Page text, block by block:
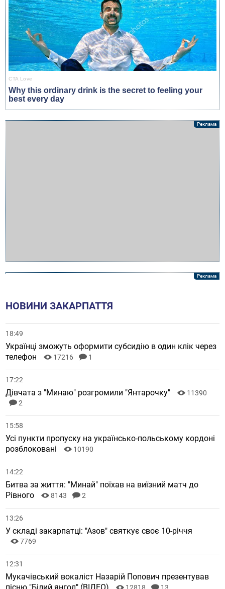
НОВИНИ ЗАКАРПАТТЯ
18:49
Українці зможуть оформити субсидію в один клік через
телефон
17216 1
17:22
Дівчата з "Минаю" розгромили "Янтарочку"
11390
2
15:58
Усі пункти пропуску на українсько-польському кордоні
розблоковані
10190
14:22
Битва за життя: "Минай" поїхав на виїзний матч до
Рівного
8143 2
13:26
У складі закарпатці: "Азов" святкує своє 10-річчя
7769
12:31
Мукачівський вокаліст Назарій Попович презентував